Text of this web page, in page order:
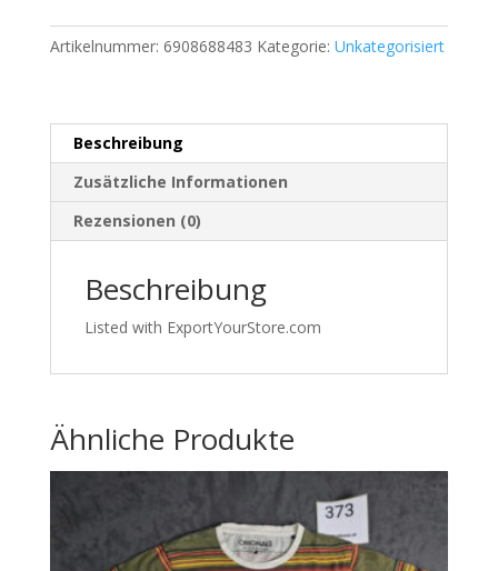
V-
Ausschnitt
|
088
Menge
Artikelnummer: 6908688483 Kategorie: Unkategorisiert
Beschreibung
Zusätzliche Informationen
Rezensionen (0)
Beschreibung
Listed with ExportYourStore.com
Ähnliche Produkte